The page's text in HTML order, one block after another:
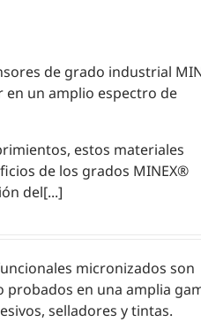
de grado industrial
en un amplio espectro de
estos materiales
de los grados MINEX®
del[...]
micronizados son
en una amplia
selladores y tintas.